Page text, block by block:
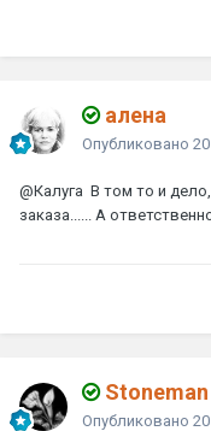
алена
Опубликовано
@Калуга В том то и
заказа...... А
Stoneman
Опубликовано